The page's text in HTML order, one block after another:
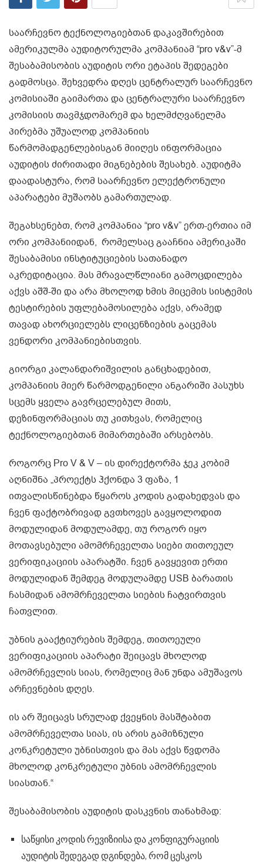
საარჩევნო ტექნოლოგიებთან დაკავშირებით
ამერიკულმა აუდიტორულმა კომპანიამ “pro v&v”-მ
შესაბამისობის აუდიტის ორი ეტაპის შედეგები
გადმოსცა. შეხვედრა დღეს ცენტრალურ საარჩევნო
კომისიაში გაიმართა და ცენტრალური საარჩევნო
კომისიის თავმჯდომარემ და ხელმძღვანელმა
პირებმა უშუალოდ კომპანიის
წარმომადგენლებისგან მიიღეს ინფორმაცია
აუდიტის ძირითადი მიგნებების შესახებ. აუდიტმა
დაადასტურა, რომ საარჩევნო ელექტრონული
აპარატები მუშაობს გამართულად.
შეგახსენებთ, რომ კომპანია “pro v&v” ერთ-ერთია იმ
ორი კომპანიიდან, რომელსაც გააჩნია ამერიკაში
შესაბამისი ინსტიტუციების სათანადო
აკრედიტაცია. მას მრავალწლიანი გამოცდილება
აქვს აშშ-ში და არა მხოლოდ ხმის მიცემის სისტემის
ტესტირების უფლებამოსილება აქვს, არამედ
თავად ახორციელებს ლიცენზიების გაცემას
ვენდორი კომპანიებისთვის.
გიორგი კალანდარიშვილის განცხადებით,
კომპანიის მიერ წარმოდგენილი ანგარიში პასუხს
სცემს ყველა გავრცელებულ მითს,
დეზინფორმაციას თუ კითხვას, რომელიც
ტექნოლოგიებთან მიმართებაში არსებობს.
როგორც Pro V & V – ის დირექტორმა ჯეკ კობიმ
აღნიშნა „პროექტს ჰქონდა 3 ფაზა, 1
ითვალისწინებდა წყაროს კოდის გადახედვას და
ჩვენ ფაქტობრივად გვთხოვეს გავყოლოდით
მოდულიდან მოდულამდე, თუ როგორ იყო
მოთავსებული ამომრჩეველთა სიები თითოეულ
ვერიფიკაციის აპარატში. ჩვენ გავყევით ერთი
მოდულიდან შემდეგ მოდულამდე USB ბარათის
ჩასმიდან ამომრჩეველთა სიების ჩატვირთვის
ჩათვლით.
უბნის გააქტიურების შემდეგ, თითოეული
ვერიფიკაციის აპარატი შეიცავს მხოლოდ
ამომრჩევლის სიას, რომელიც მან უნდა ამუშავოს
არჩევნების დღეს.
ის არ შეიცავს სრულად ქვეყნის მასშტაბით
ამომრჩეველთა სიას, ის არის გამიზნული
კონკრეტული უბნისთვის და მას აქვს წვდომა
მხოლოდ კონკრეტული უბნის ამომრჩევლის
სიასთან.“
შესაბამისობის აუდიტის დასკვნის თანახმად:
საწყისი კოდის რევიზიისა და კონფიგურაციის
აუდიტის შედეგად დგინდება, რომ ცესკოს